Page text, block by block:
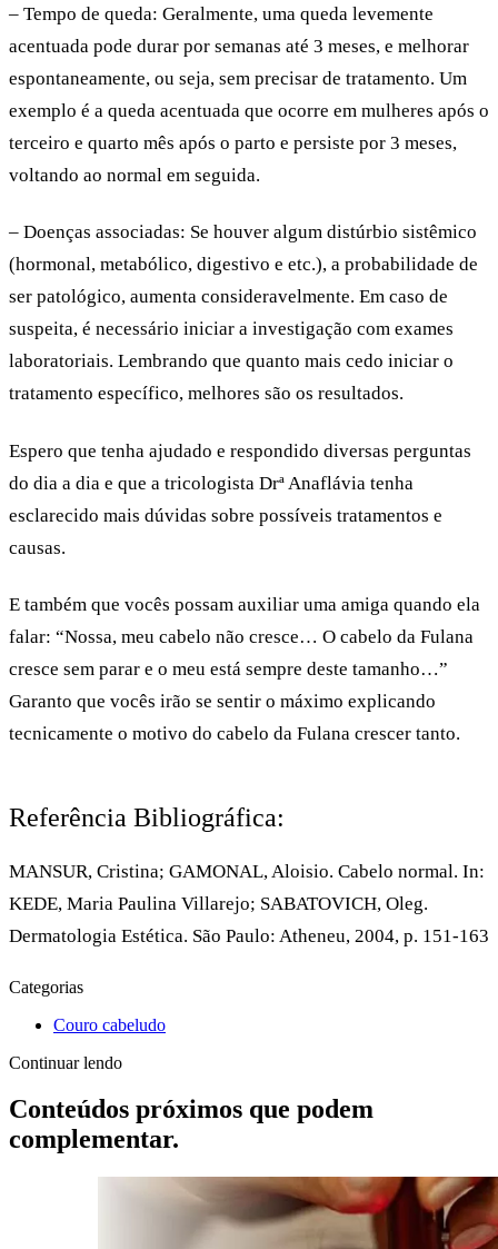
– Tempo de queda: Geralmente, uma queda levemente
acentuada pode durar por semanas até 3 meses, e melhorar
espontaneamente, ou seja, sem precisar de tratamento. Um
exemplo é a queda acentuada que ocorre em mulheres após o
terceiro e quarto mês após o parto e persiste por 3 meses,
voltando ao normal em seguida.
– Doenças associadas: Se houver algum distúrbio sistêmico
(hormonal, metabólico, digestivo e etc.), a probabilidade de
ser patológico, aumenta consideravelmente. Em caso de
suspeita, é necessário iniciar a investigação com exames
laboratoriais. Lembrando que quanto mais cedo iniciar o
tratamento específico, melhores são os resultados.
Espero que tenha ajudado e respondido diversas perguntas
do dia a dia e que a tricologista Drª Anaflávia tenha
esclarecido mais dúvidas sobre possíveis tratamentos e
causas.
E também que vocês possam auxiliar uma amiga quando ela
falar: “Nossa, meu cabelo não cresce… O cabelo da Fulana
cresce sem parar e o meu está sempre deste tamanho…”
Garanto que vocês irão se sentir o máximo explicando
tecnicamente o motivo do cabelo da Fulana crescer tanto.
Referência Bibliográfica:
MANSUR, Cristina; GAMONAL, Aloisio. Cabelo normal. In:
KEDE, Maria Paulina Villarejo; SABATOVICH, Oleg.
Dermatologia Estética. São Paulo: Atheneu, 2004, p. 151-163
Categorias
Couro cabeludo
Continuar lendo
Conteúdos próximos que podem
complementar.